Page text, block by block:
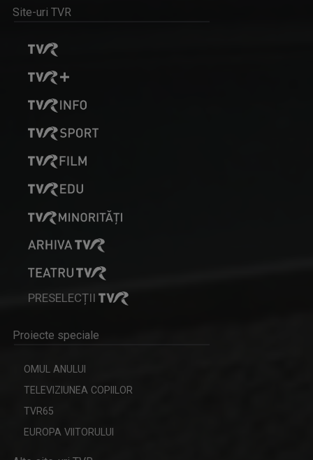
Site-uri TVR
PRESELECȚII
Proiecte speciale
OMUL ANULUI
TELEVIZIUNEA COPIILOR
TVR65
EUROPA VIITORULUI